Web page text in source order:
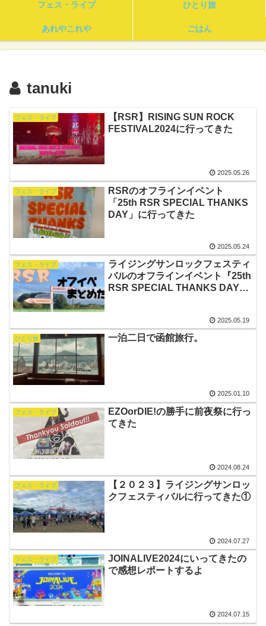
フェス・ライブ ひとり旅
あれやこれや ごはん
tanuki
フェス・ライブ
【RSR】RISING SUN ROCK
FESTIVAL2024に行ってきた
2025.05.26
フェス・ライブ
RSRのオフラインイベント
「25th RSR SPECIAL THANKS
DAY」に行ってきた
2025.05.24
フェス・ライブ
ライジングサンロックフェスティ
バルのオフラインイベント『25th
RSR SPECIAL THANKS DAY』
2025.05.19
ひとり旅 一泊二日で函館旅行。
2025.01.10
フェス・ライブ
EZOorDIE!の勝手に前夜祭に行っ
てきた
2024.08.24
フェス・ライブ
【２０２３】ライジングサンロッ
クフェスティバルに行ってきた①
2024.07.27
フェス・ライブ
JOINALIVE2024にいってきたの
で感想レポートするよ
2024.07.15